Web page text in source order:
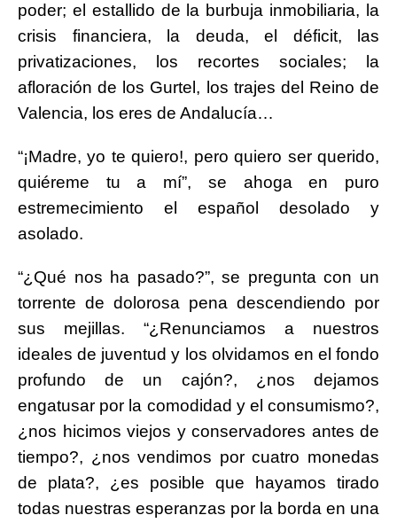
poder; el estallido de la burbuja inmobiliaria, la
crisis financiera, la deuda, el déficit, las
privatizaciones, los recortes sociales; la
afloración de los Gurtel, los trajes del Reino de
Valencia, los eres de Andalucía…
“¡Madre, yo te quiero!, pero quiero ser querido,
quiéreme tu a mí”, se ahoga en puro
estremecimiento el español desolado y
asolado.
“¿Qué nos ha pasado?”, se pregunta con un
torrente de dolorosa pena descendiendo por
sus mejillas. “¿Renunciamos a nuestros
ideales de juventud y los olvidamos en el fondo
profundo de un cajón?, ¿nos dejamos
engatusar por la comodidad y el consumismo?,
¿nos hicimos viejos y conservadores antes de
tiempo?, ¿nos vendimos por cuatro monedas
de plata?, ¿es posible que hayamos tirado
todas nuestras esperanzas por la borda en una